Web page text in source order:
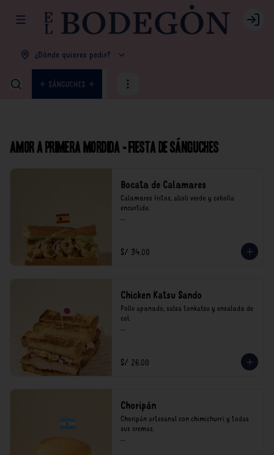
Abrir menu de navegación Login
¿Dónde quieres pedir?
Amor a primera mordida - Fiesta de Sánguches
Bocata de Calamares
Calamares fritos, alioli verde y cebolla
encurtida.
consumo.
S/ 34.00
Chicken Katsu Sando
Pollo apanado, salsa tonkatsu y ensalada de
col.
consumo.
S/ 26.00
Choripán
Choripán artesanal con chimichurri y todas
sus cremas.